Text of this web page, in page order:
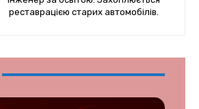
реставрацією старих автомобілів.